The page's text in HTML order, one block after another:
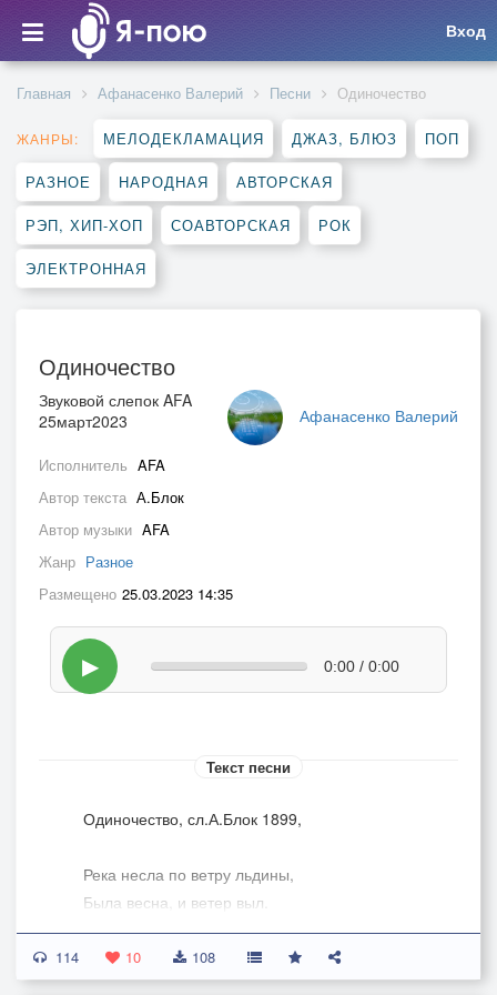
Вход
Главная Афанасенко Валерий Песни Одиночество
ЖАНРЫ: МЕЛОДЕКЛАМАЦИЯ ДЖАЗ, БЛЮЗ ПОП
РАЗНОЕ НАРОДНАЯ АВТОРСКАЯ
РЭП, ХИП-ХОП СОАВТОРСКАЯ РОК
ЭЛЕКТРОННАЯ
Одиночество
Афанасенко Валерий
Звуковой слепок AFA
25март2023
Исполнитель AFA
Автор текста А.Блок
Автор музыки AFA
Жанр Разное
Размещено 25.03.2023 14:35
▶ 0:00 / 0:00
Текст песни
Одиночество, сл.А.Блок 1899,
Река несла по ветру льдины,
Была весна, и ветер выл.
Из отпылавшего камина
Неясный мрак вечерний плыл.
И он сидел перед камином,
114 10 108